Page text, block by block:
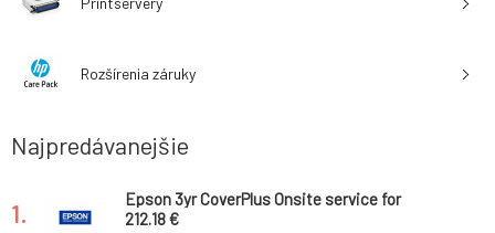
Rozšírenia záruky
Najpredávanejšie
1.
Epson 3yr CoverPlus Onsite service for
L15180/M15180
212.18 €